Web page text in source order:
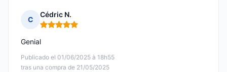
C
Cédric N.
Nota: 5 de 5
Publicado el 01/06/2025 à 18h55
tras una compra de 21/05/2025
Genial